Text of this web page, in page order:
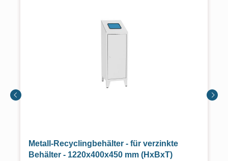
Metall-Recyclingbehälter - für verzinkte
Behälter - 1220x400x450 mm (HxBxT)